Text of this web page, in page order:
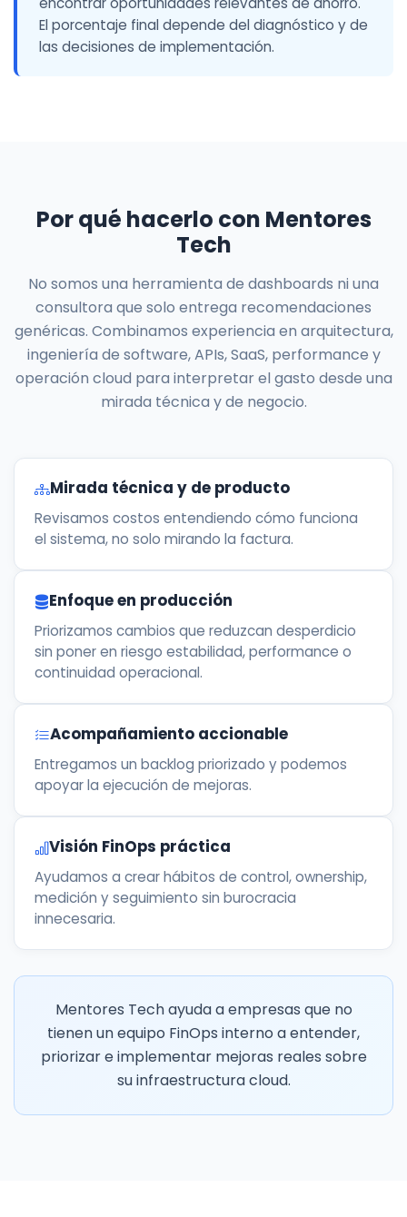
El porcentaje final depende del diagnóstico y de
las decisiones de implementación.
Por qué hacerlo con Mentores
Tech
No somos una herramienta de dashboards ni una
consultora que solo entrega recomendaciones
genéricas. Combinamos experiencia en arquitectura,
ingeniería de software, APIs, SaaS, performance y
operación cloud para interpretar el gasto desde una
mirada técnica y de negocio.
Mirada técnica y de producto
Revisamos costos entendiendo cómo funciona
el sistema, no solo mirando la factura.
Enfoque en producción
Priorizamos cambios que reduzcan desperdicio
sin poner en riesgo estabilidad, performance o
continuidad operacional.
Acompañamiento accionable
Entregamos un backlog priorizado y podemos
apoyar la ejecución de mejoras.
Visión FinOps práctica
Ayudamos a crear hábitos de control, ownership,
medición y seguimiento sin burocracia
innecesaria.
Mentores Tech ayuda a empresas que no
tienen un equipo FinOps interno a entender,
priorizar e implementar mejoras reales sobre
su infraestructura cloud.